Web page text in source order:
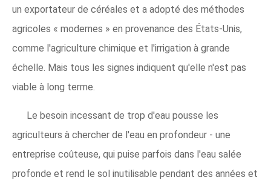
un exportateur de céréales et a adopté des méthodes
agricoles « modernes » en provenance des États-Unis,
comme l'agriculture chimique et l'irrigation à grande
échelle. Mais tous les signes indiquent qu'elle n'est pas
viable à long terme.
Le besoin incessant de trop d'eau pousse les
agriculteurs à chercher de l'eau en profondeur - une
entreprise coûteuse, qui puise parfois dans l'eau salée
profonde et rend le sol inutilisable pendant des années et